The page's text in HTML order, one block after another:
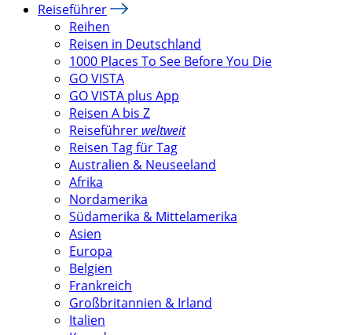
Reiseführer
Reihen
Reisen in Deutschland
1000 Places To See Before You Die
GO VISTA
GO VISTA plus App
Reisen A bis Z
Reiseführer weltweit
Reisen Tag für Tag
Australien & Neuseeland
Afrika
Nordamerika
Südamerika & Mittelamerika
Asien
Europa
Belgien
Frankreich
Großbritannien & Irland
Italien